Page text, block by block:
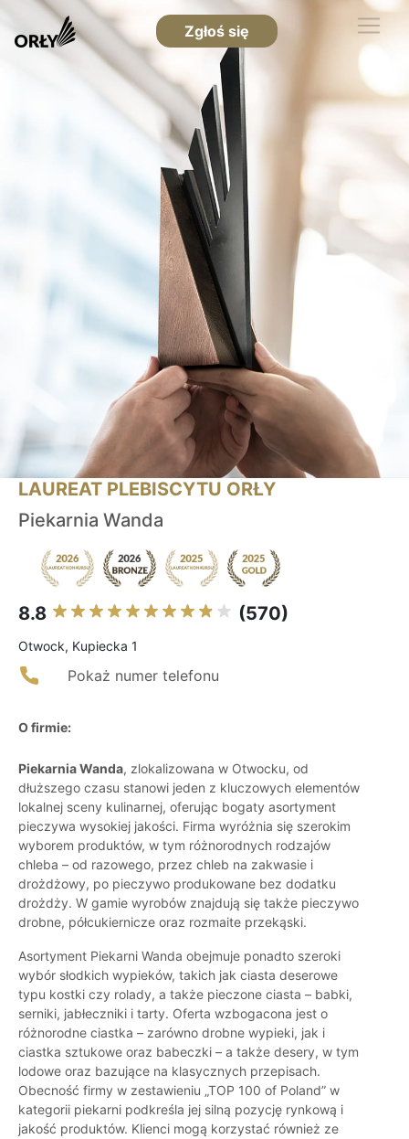
Zgłoś się
LAUREAT PLEBISCYTU ORŁY
Piekarnia Wanda
8.8 (570)
Otwock, Kupiecka 1
Pokaż numer telefonu
O firmie:
Piekarnia Wanda, zlokalizowana w Otwocku, od
dłuższego czasu stanowi jeden z kluczowych elementów
lokalnej sceny kulinarnej, oferując bogaty asortyment
pieczywa wysokiej jakości. Firma wyróżnia się szerokim
wyborem produktów, w tym różnorodnych rodzajów
chleba – od razowego, przez chleb na zakwasie i
drożdżowy, po pieczywo produkowane bez dodatku
drożdży. W gamie wyrobów znajdują się także pieczywo
drobne, półcukiernicze oraz rozmaite przekąski.
Asortyment Piekarni Wanda obejmuje ponadto szeroki
wybór słodkich wypieków, takich jak ciasta deserowe
typu kostki czy rolady, a także pieczone ciasta – babki,
serniki, jabłeczniki i tarty. Oferta wzbogacona jest o
różnorodne ciastka – zarówno drobne wypieki, jak i
ciastka sztukowe oraz babeczki – a także desery, w tym
lodowe oraz bazujące na klasycznych przepisach.
Obecność firmy w zestawieniu „TOP 100 of Poland” w
kategorii piekarni podkreśla jej silną pozycję rynkową i
jakość produktów. Klienci mogą korzystać również ze